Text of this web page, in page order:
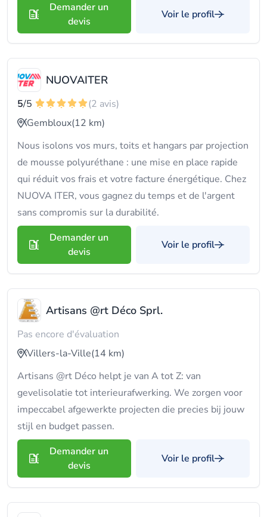
Demander un
devis
Voir le profil
NUOVAITER
5/5
(2 avis)
Gembloux(12 km)
Nous isolons vos murs, toits et hangars par projection
de mousse polyuréthane : une mise en place rapide
qui réduit vos frais et votre facture énergétique. Chez
NUOVA ITER, vous gagnez du temps et de l'argent
sans compromis sur la durabilité.
Demander un
devis
Voir le profil
Artisans @rt Déco Sprl.
Pas encore d'évaluation
Villers-la-Ville(14 km)
Artisans @rt Déco helpt je van A tot Z: van
gevelisolatie tot interieurafwerking. We zorgen voor
impeccabel afgewerkte projecten die precies bij jouw
stijl en budget passen.
Demander un
devis
Voir le profil